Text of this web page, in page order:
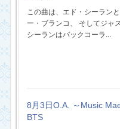
この曲は、エド・シーラン
ー・ブランコ、 そしてジャ
シーランはバックコーラ...
8月3日O.A. ～Music
BTS